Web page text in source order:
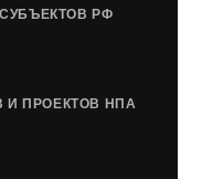
РФ
И ПРОЕКТОВ НПА